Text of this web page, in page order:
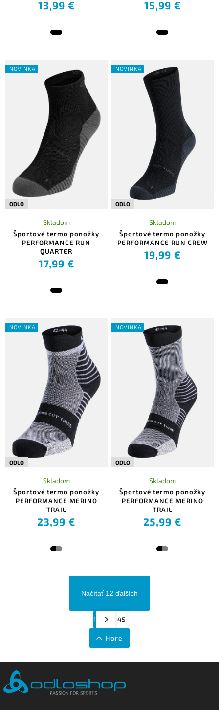
13,99 € 15,99 €
NOVINKA
ODLO
Športové termo ponožky
PERFORMANCE RUN
QUARTER
Skladom
17,99 €
NOVINKA
ODLO
Športové termo ponožky
PERFORMANCE RUN CREW
Skladom
19,99 €
NOVINKA
ODLO
Športové termo ponožky
PERFORMANCE MERINO
TRAIL
Skladom
23,99 €
NOVINKA
ODLO
Športové termo ponožky
PERFORMANCE MERINO
TRAIL
Skladom
25,99 €
Načítať 12 ďalších
1 45
Hore